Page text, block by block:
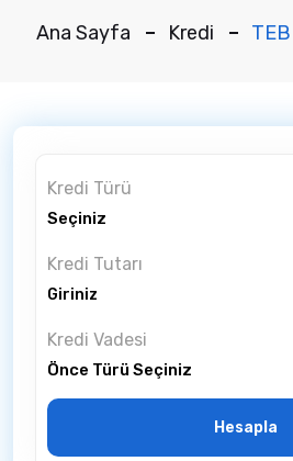
Ana Sayfa Kredi
Kredi Türü
Seçiniz
Kredi Tutarı
Kredi Vadesi
Önce Türü Seçiniz
Hesapla